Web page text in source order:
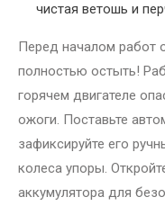
чистая ветошь и
Перед началом работ
полностью остыть!
горячем двигателе
ожоги. Поставьте
зафиксируйте его
колеса упоры.
аккумулятора для